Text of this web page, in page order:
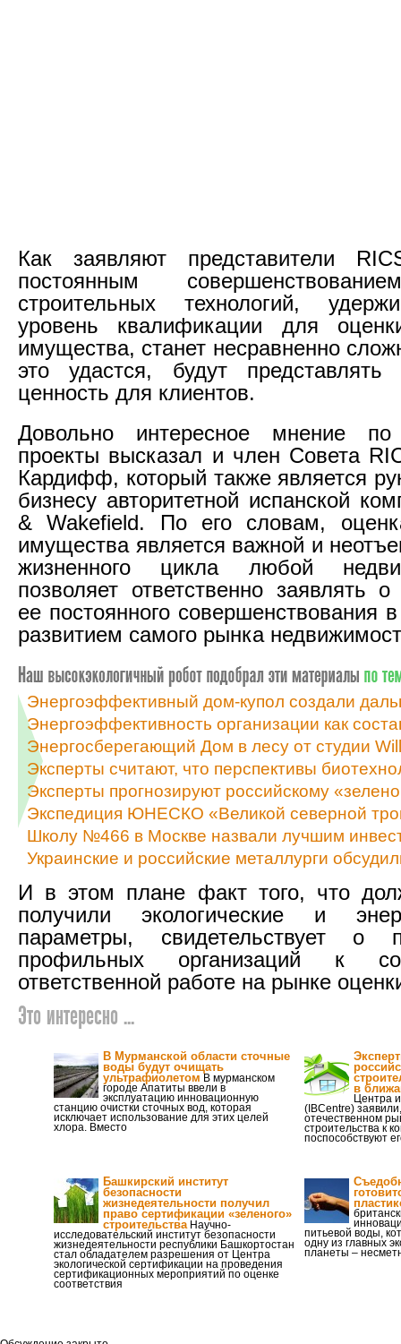
Как заявляют представители
постоянным
строительных технологий,
уровень квалификации для
имущества, станет несравненно
это удастся, будут
ценность для клиентов.
Довольно интересное мнение по
проекты высказал и член Совета
Кардифф, который также является
бизнесу авторитетной испанской
& Wakefield. По его словам,
имущества является важной и
жизненного цикла любой
позволяет ответственно заявлять
ее постоянного совершенствования
развитием самого рынка
Энергоэффективный дом-купол создали
Энергоэффективность организации как
Энергосберегающий Дом в лесу от студии
Эксперты считают, что перспективы
Эксперты прогнозируют российскому
Экспедиция ЮНЕСКО «Великой северной
Школу №466 в Москве назвали лучшим
Украинские и российские металлурги
И в этом плане факт того, что
получили экологические и
параметры, свидетельствует о
профильных организаций к
ответственной работе на рынке
Это интересно ...
В Мурманской области сточные
воды будут очищать
ультрафиолетом В мурманском
городе Апатиты ввели в
эксплуатацию инновационную
станцию очистки сточных вод, которая
исключает использование для этих целей
хлора. Вместо
в
Центра
(IBCentre)
отечественном
строительства к
поспособствуют
Башкирский институт
безопасности
жизнедеятельности получил
право сертификации «зеленого»
строительстваНаучно-
исследовательский институт безопасности
жизнедеятельности республики Башкортостан
стал обладателем разрешения от Центра
экологической сертификации на проведения
сертификационных мероприятий по оценке
соответствия
питьевой воды,
одну из главных
планеты –